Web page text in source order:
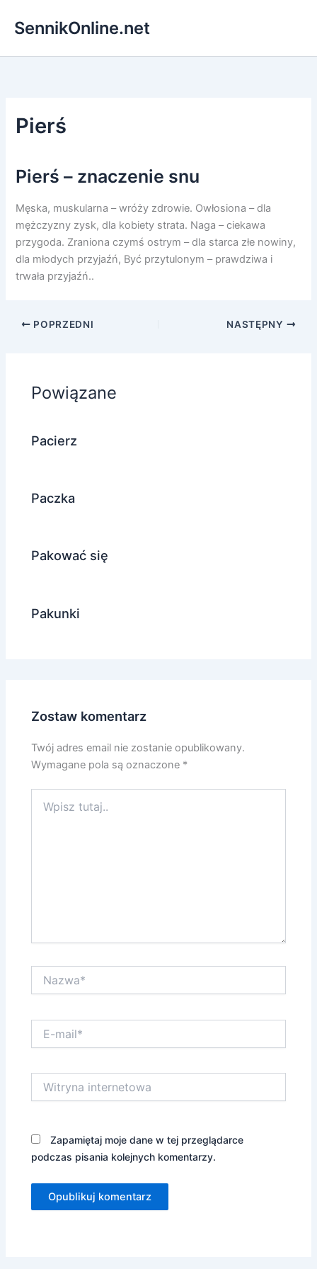
SennikOnline.net
Pierś
Pierś – znaczenie snu
Męska, muskularna – wróży zdrowie. Owłosiona – dla
mężczyzny zysk, dla kobiety strata. Naga – ciekawa
przygoda. Zraniona czymś ostrym – dla starca złe nowiny,
dla młodych przyjaźń, Być przytulonym – prawdziwa i
trwała przyjaźń..
POPRZEDNI NASTĘPNY
Powiązane
Pacierz
Paczka
Pakować się
Pakunki
Zostaw komentarz
Twój adres email nie zostanie opublikowany.
Wymagane pola są oznaczone *
tutaj..
mail*
internetowa
Zapamiętaj moje dane w tej przeglądarce
podczas pisania kolejnych komentarzy.